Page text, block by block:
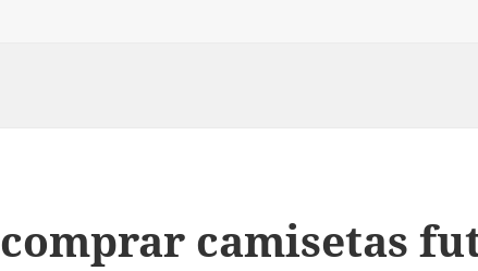
comprar camisetas